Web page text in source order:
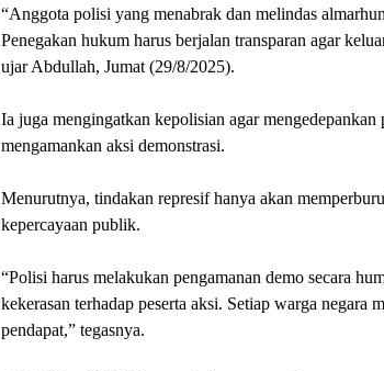
“Anggota polisi yang menabrak dan melindas
Penegakan hukum harus berjalan transparan agar
ujar Abdullah, Jumat (29/8/2025).
Ia juga mengingatkan kepolisian agar mengedepankan
mengamankan aksi demonstrasi.
Menurutnya, tindakan represif hanya akan
kepercayaan publik.
“Polisi harus melakukan pengamanan demo secara
kekerasan terhadap peserta aksi. Setiap warga negara
pendapat,” tegasnya.